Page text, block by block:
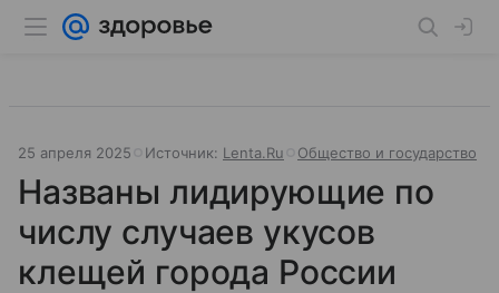
25 апреля 2025 Источник: Lenta.Ru Общество и государство
Названы лидирующие по
числу случаев укусов
клещей города России